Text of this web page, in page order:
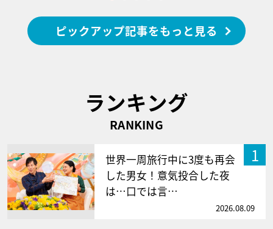
ピックアップ記事をもっと見る
ランキング
RANKING
1
世界一周旅行中に3度も再会
した男女！意気投合した夜
は…口では言…
2026.08.09